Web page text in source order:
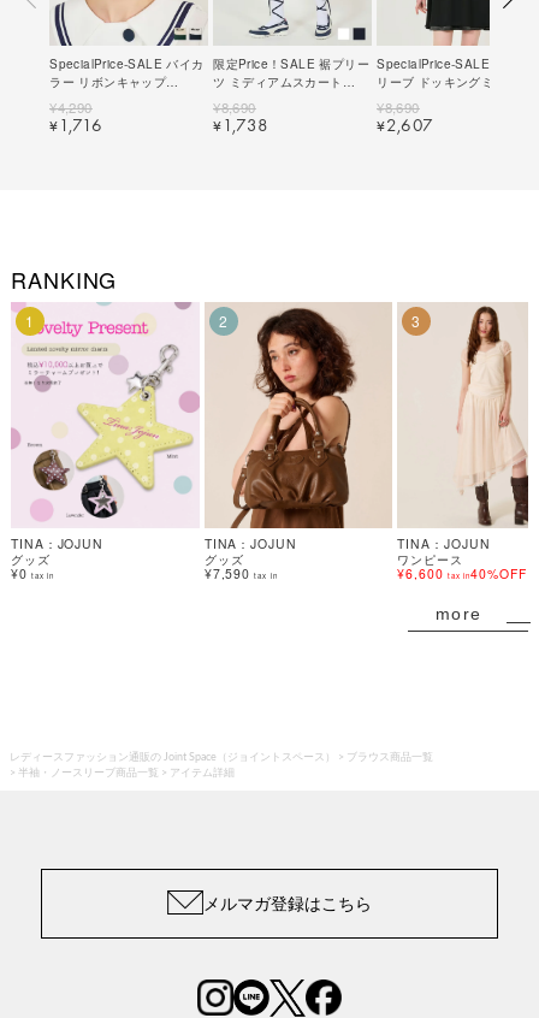
SpecialPrice-SALE バイカ
ラー リボンキャップ
tnj924-0770【1】
¥4,290
¥ 1,716
限定Price！SALE 裾プリー
ツ ミディアムスカート
tnj621-0772【1】
¥8,690
¥ 1,738
SpecialPrice-SALE パフス
リーブ ドッキングミニワン
色｜tnj321-0842【1】
¥8,690
¥2,607
RANKING
1
TINA：JOJUN
グッズ
¥0 tax in
2
TINA：JOJUN
グッズ
¥7,590 tax in
3
TINA：JOJUN
ワンピース
¥6,600 tax in40%OFF
more
レディースファッション通販の Joint Space（ジョイントスペース）
ブラウス商品一覧
半袖・ノースリーブ商品一覧
アイテム詳細
メルマガ登録はこちら